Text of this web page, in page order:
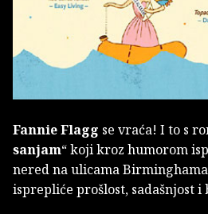
Fannie Flagg se vraća! I to s
sanjam“ koji kroz humorom
nered na ulicama
isprepliće prošlost, sadašnjost i